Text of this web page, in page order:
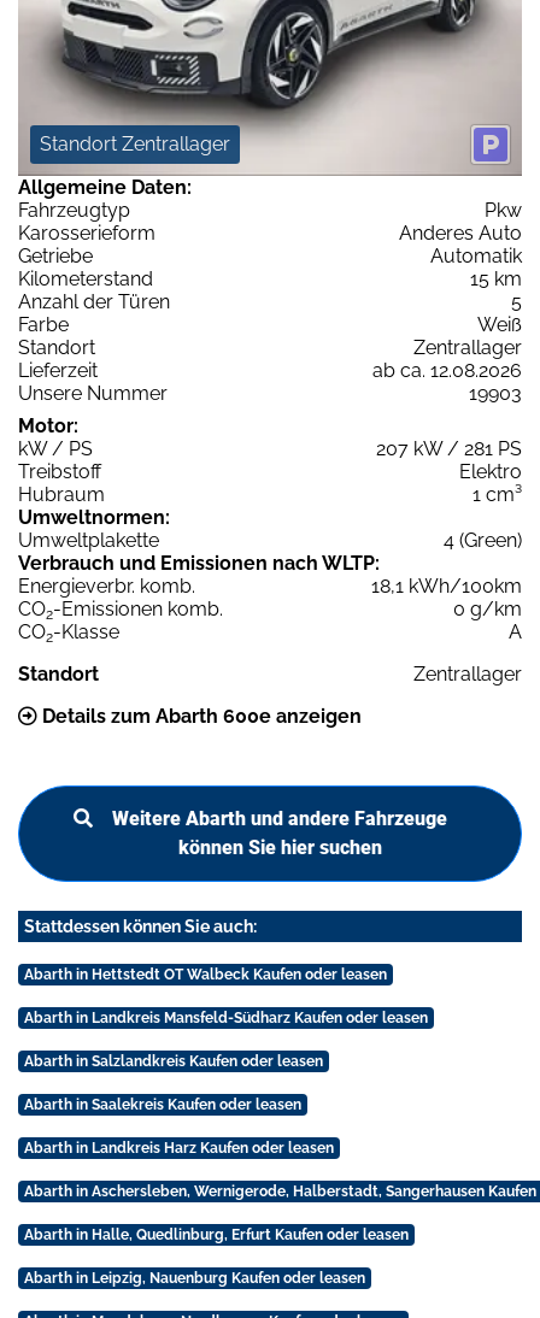
Standort Zentrallager
Allgemeine Daten:
Fahrzeugtyp
Pkw
Karosserieform
Anderes Auto
Getriebe
Automatik
Kilometerstand
15 km
Anzahl der Türen
5
Farbe
Weiß
Standort
Zentrallager
Lieferzeit
ab ca. 12.08.2026
Unsere Nummer
19903
Motor:
kW / PS
207 kW / 281 PS
Treibstoff
Elektro
Hubraum
1 cm³
Umweltnormen:
Umweltplakette
4 (Green)
Verbrauch und Emissionen nach WLTP:
Energieverbr. komb.
18,1 kWh/100km
CO2-Emissionen komb.
0 g/km
CO2-Klasse
A
Standort
Zentrallager
Details zum Abarth 600e anzeigen
Weitere Abarth und andere Fahrzeuge
können Sie hier suchen
Stattdessen können Sie auch:
Abarth in Hettstedt OT Walbeck Kaufen oder leasen
Abarth in Landkreis Mansfeld-Südharz Kaufen oder leasen
Abarth in Salzlandkreis Kaufen oder leasen
Abarth in Saalekreis Kaufen oder leasen
Abarth in Landkreis Harz Kaufen oder leasen
Abarth in Aschersleben, Wernigerode, Halberstadt, Sangerhausen
Abarth in Halle, Quedlinburg, Erfurt Kaufen oder leasen
Abarth in Leipzig, Nauenburg Kaufen oder leasen